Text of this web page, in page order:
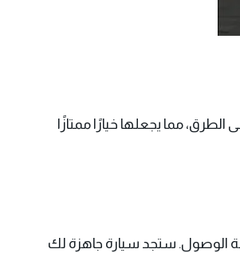
مما يجعلها خيارًا ممتازًا
الوصول. ستجد سيارة جاهزة لك